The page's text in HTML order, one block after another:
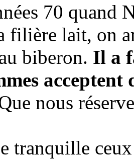
70 quand
filière lait, on
biberon. Il a
nous
tranquille